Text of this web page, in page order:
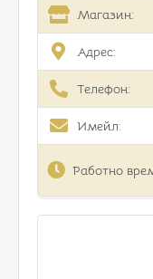
Магазин:
Адрес:
Телефон:
Имейл:
Работно